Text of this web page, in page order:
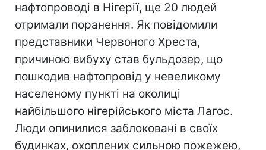
нафтопроводі в Нігерії, ще 20 людей
отримали поранення. Як повідомили
представники Червоного Хреста,
причиною вибуху став бульдозер, що
пошкодив нафтопровід у невеликому
населеному пункті на околиці
найбільшого нігерійського міста Лагос.
Люди опинилися заблоковані в своїх
будинках, охоплених сильною пожежею,